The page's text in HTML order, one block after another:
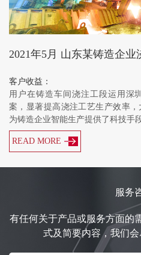
2021年5月 山东某铸造企业
客户收益：
用户在铸造车间浇注工段运用深
案，显著提高浇注工艺生产效率
为铸造企业智能生产提供了科技手段
READ MORE
服务
有任何关于产品或服务方面的
式及简要内容，我们会